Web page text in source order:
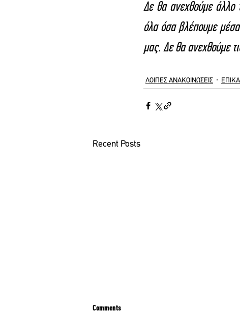
Δε θα ανεχθούμε άλλο
όλα όσα βλέπουμε
μας. Δε θα ανεχθούμε
ΛΟΙΠΕΣ ΑΝΑΚΟΙΝΩΣΕΙΣ
Recent Posts
Comments